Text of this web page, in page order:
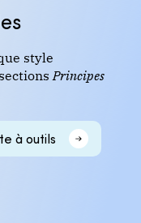
style
Principes
à outils